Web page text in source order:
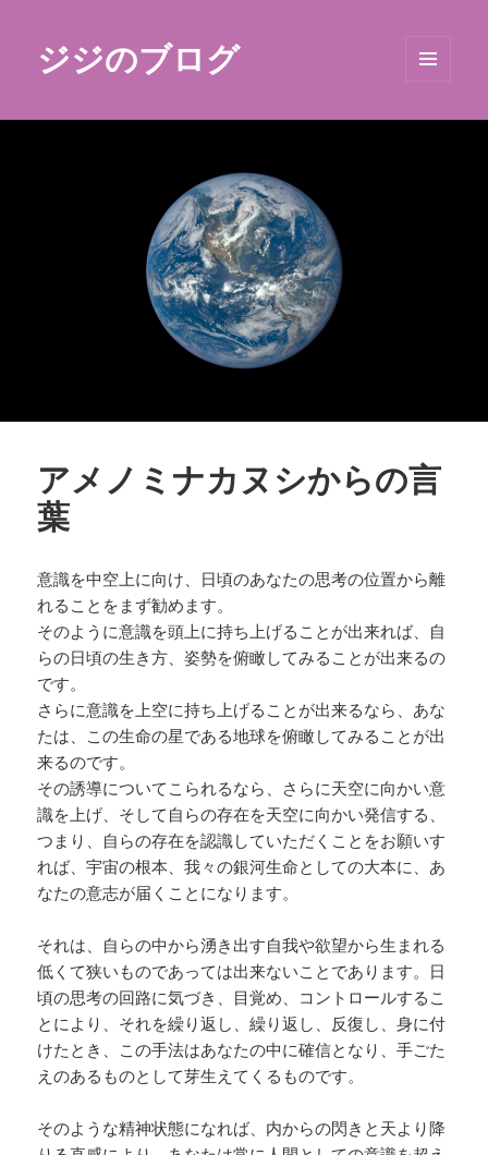
ジジのブログ
アメノミナカヌシからの言
葉
意識を中空上に向け、日頃のあなたの思考の位置から離
れることをまず勧めます。
そのように意識を頭上に持ち上げることが出来れば、自
らの日頃の生き方、姿勢を俯瞰してみることが出来るの
です。
さらに意識を上空に持ち上げることが出来るなら、あな
たは、この生命の星である地球を俯瞰してみることが出
来るのです。
その誘導についてこられるなら、さらに天空に向かい意
識を上げ、そして自らの存在を天空に向かい発信する、
つまり、自らの存在を認識していただくことをお願いす
れば、宇宙の根本、我々の銀河生命としての大本に、あ
なたの意志が届くことになります。
それは、自らの中から湧き出す自我や欲望から生まれる
低くて狭いものであっては出来ないことであります。日
頃の思考の回路に気づき、目覚め、コントロールするこ
とにより、それを繰り返し、繰り返し、反復し、身に付
けたとき、この手法はあなたの中に確信となり、手ごた
えのあるものとして芽生えてくるものです。
そのような精神状態になれば、内からの閃きと天より降